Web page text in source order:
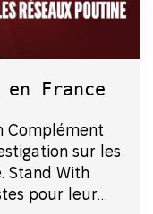
France
Complément
sur les
Stand With
pour leur